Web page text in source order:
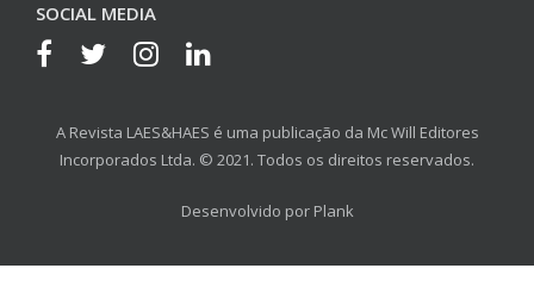
SOCIAL MEDIA
A Revista LAES&HAES é uma publicação da Mc Will Editores
Incorporados Ltda. © 2021. Todos os direitos reservados.
Desenvolvido por Plank